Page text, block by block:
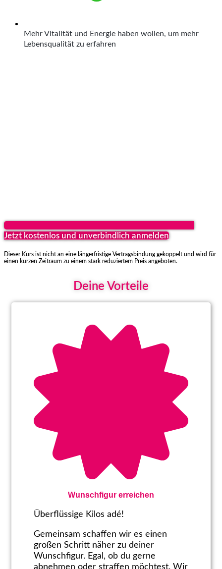
Mehr Vitalität und Energie haben wollen, um mehr
Lebensqualität zu erfahren
Jetzt kostenlos und unverbindlich anmelden
Dieser Kurs ist nicht an eine längerfristige Vertragsbindung gekoppelt und wird für
einen kurzen Zeitraum zu einem stark reduziertem Preis angeboten.
Deine Vorteile
Wunschfigur erreichen
Überflüssige Kilos adé!
Gemeinsam schaffen wir es einen
großen Schritt näher zu deiner
Wunschfigur. Egal, ob du gerne
abnehmen oder straffen möchtest. Wir